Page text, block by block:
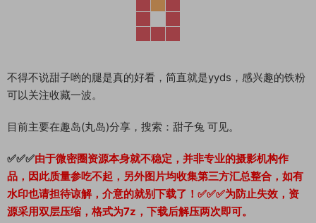
不得不说甜子哟的腿是真的好看，简直就是yyds，感兴趣的铁粉
可以关注收藏一波。
目前主要在趣岛(丸岛)分享，搜索：甜子兔 可见。
✅✅✅由于微密圈资源本身就不稳定，并非专业的摄影机构作
品，因此质量参吃不起，另外图片均收集第三方汇总整合，如有
水印也请担待谅解，介意的就别下载了！✅✅✅为防止失效，资
源采用双层压缩，格式为7z，下载后解压两次即可。